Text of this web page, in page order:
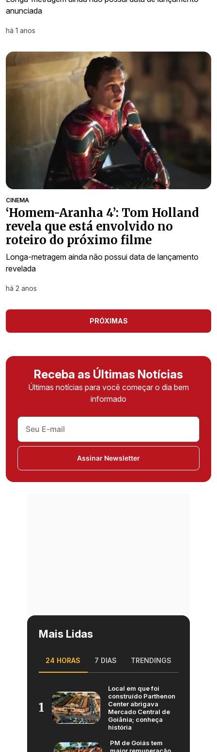
anunciada
há 1 anos
CINEMA
‘Homem-Aranha 4’: Tom Holland
revela que está envolvido no
roteiro do próximo filme
Longa-metragem ainda não possui data de lançamento
revelada
há 2 anos
PRÓXIMAS
Receba as Últimas Notícias
Últimas notícias para você começar o dia bem
informado
Assinar Newsletter
Mais Lidas
24 HORAS 7 DIAS TRENDINGS
1
Local em que foi
construído Parthenon
Center abrigava
Mercado Central de
Goiânia; conheça
história
PM de Goiás tem